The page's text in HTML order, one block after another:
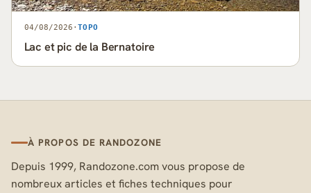
04/08/2026 · TOPO
Lac et pic de la Bernatoire
À PROPOS DE RANDOZONE
Depuis 1999, Randozone.com vous propose de
nombreux articles et fiches techniques pour